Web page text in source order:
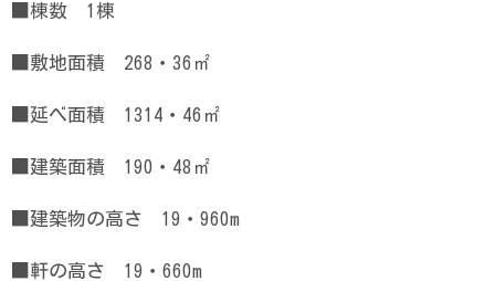
■棟数 1棟
■敷地面積 268・36㎡
■延べ面積 1314・46㎡
■建築面積 190・48㎡
■建築物の高さ 19・960m
■軒の高さ 19・660m